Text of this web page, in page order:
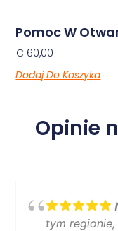
Pomoc W
€ 60,00
Dodaj Do Koszyka
Opinie
tym